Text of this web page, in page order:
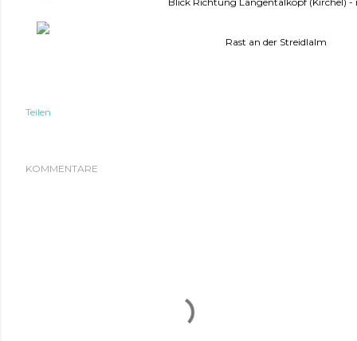
Rast an der Streidlalm
Teilen
KOMMENTARE